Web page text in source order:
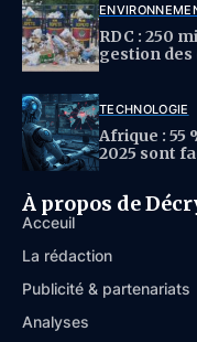
RDC : 250
gestion des
TECHNOLOGIE
Afrique : 55
2025 sont
À propos de
Acceuil
La rédaction
Publicité & partenariats
Analyses